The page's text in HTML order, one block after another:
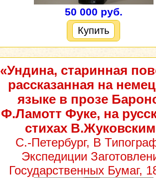
50 000 руб.
Купить
«Ундина, старинная
рассказанная на
языке в прозе
Ф.Ламотт Фуке, на
стихах
С.-Петербург, В
Экспедиции
Государственных Бумаг,